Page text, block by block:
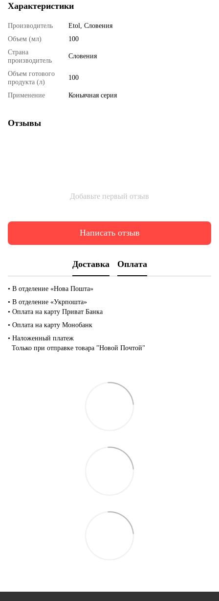
Характеристики
Производитель
Etol, Словения
Объем (мл)
100
Страна
производитель
Словения
Объем готового
продукта (л)
100
Применение Коньячная серия
Отзывы
Добавьте первый отзыв
Написать отзыв
Доставка Оплата
• В отделение «Нова Пошта»
• В отделение «Укрпошта»
• Оплата на карту Приват Банка
• Оплата на карту Монобанк
• Наложенный платеж
Только при отправке товара "Новой Почтой"